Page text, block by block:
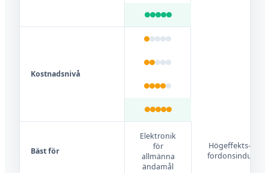
Kostnadsnivå
Bäst för
Elektronik
för
allmänna
ändamål
Högeffekts-LED,
fordonsindustrin